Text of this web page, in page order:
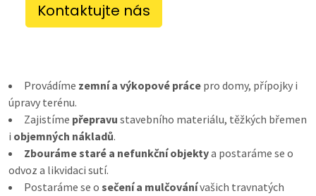
Kontaktujte nás
Provádíme zemní a výkopové práce pro domy, přípojky i
úpravy terénu.
Zajistíme přepravu stavebního materiálu, těžkých břemen
i objemných nákladů.
Zbouráme staré a nefunkční objektya postaráme se o
odvoz a likvidaci sutí.
Postaráme se o sečení a mulčovánívašich travnatých